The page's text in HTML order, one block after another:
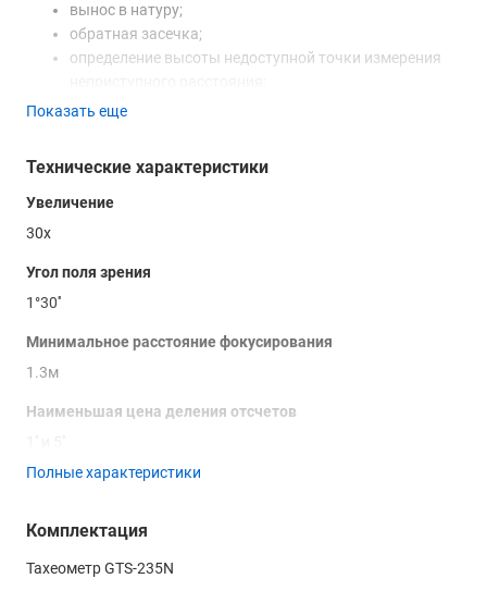
вынос в натуру;
обратная засечка;
определение высоты недоступной точки измерения
определение отметки станции;
вынос плановых элементов дороги;
измерения труднодоступных точек промерами и т. д.
Показать еще
Технические характеристики
Увеличение
30x
Угол поля зрения
1°30''
Минимальное расстояние фокусирования
1.3м
Наименьшая цена деления отсчетов
Точность
Жидкостной двухосевой датчик наклона
Полные характеристики
Комплектация
Тахеометр GTS-235N